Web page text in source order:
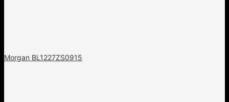
Morgan BL1227ZS0915